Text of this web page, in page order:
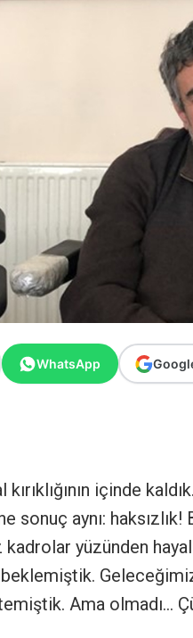
WhatsApp
içinde
sonuç aynı:
yüzünden
Ama olmadı…